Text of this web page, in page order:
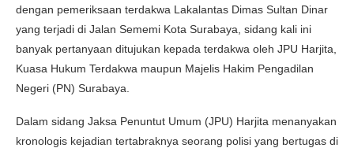
dengan pemeriksaan terdakwa Lakalantas Dimas Sultan Dinar
yang terjadi di Jalan Sememi Kota Surabaya, sidang kali ini
banyak pertanyaan ditujukan kepada terdakwa oleh JPU Harjita,
Kuasa Hukum Terdakwa maupun Majelis Hakim Pengadilan
Negeri (PN) Surabaya.
Dalam sidang Jaksa Penuntut Umum (JPU) Harjita menanyakan
kronologis kejadian tertabraknya seorang polisi yang bertugas di